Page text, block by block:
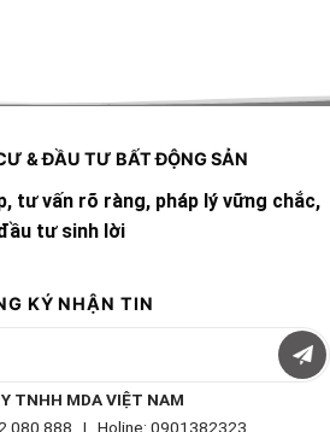
& ĐẦU TƯ BẤT ĐỘNG SẢN
tư vấn rõ ràng, pháp lý vững chắc,
tư sinh lời
KÝ NHẬN TIN
TNHH MDA VIỆT NAM
080 888 | Holine: 0901382323